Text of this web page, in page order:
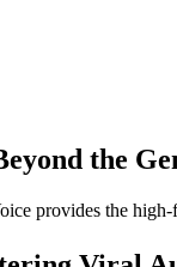
the
provides the